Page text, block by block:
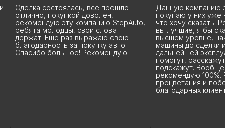
Сделка состоялась, все прошло
отлично, покупкой доволен,
рекомендую эту компанию StepAuto,
ребята молодцы, свои слова
держат! Еще раз выражаю свою
благодарность за покупку авто.
Спасибо большое! Рекомендую!
Данную компанию
покупаю у них уже
что хочу сказать:
вы лучшие, я бы
высшем уровне,
машины до сделки
дальнейшей
помогут,
подскажут.
рекомендую 100%.
процветания и
благодарных